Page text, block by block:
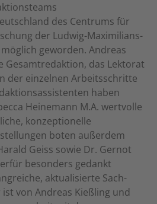
des Centrums für
der Ludwig-Maximilians-
geworden. Andreas
Gesamtredaktion, das Lektorat
der einzelnen Arbeitsschritte
haben
Heinemann M.A. wertvolle
konzeptionelle
boten außerdem
Geiss sowie Dr. Gernot
besonders gedankt
aktualisierte Sach-
von Andreas Kießling und